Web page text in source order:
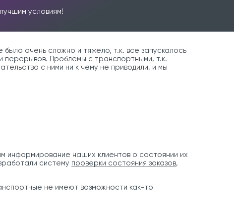
условиям!
очень сложно и тяжело, т.к. все запускалось
перерывов. Проблемы с транспортными, т.к.
с ними ни к чему не приводили, и мы
информирование наших клиентов о состоянии их
систему проверки состояния заказов,
не имеют возможности как-то